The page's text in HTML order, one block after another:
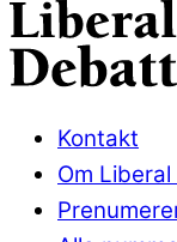
Kontakt
Om